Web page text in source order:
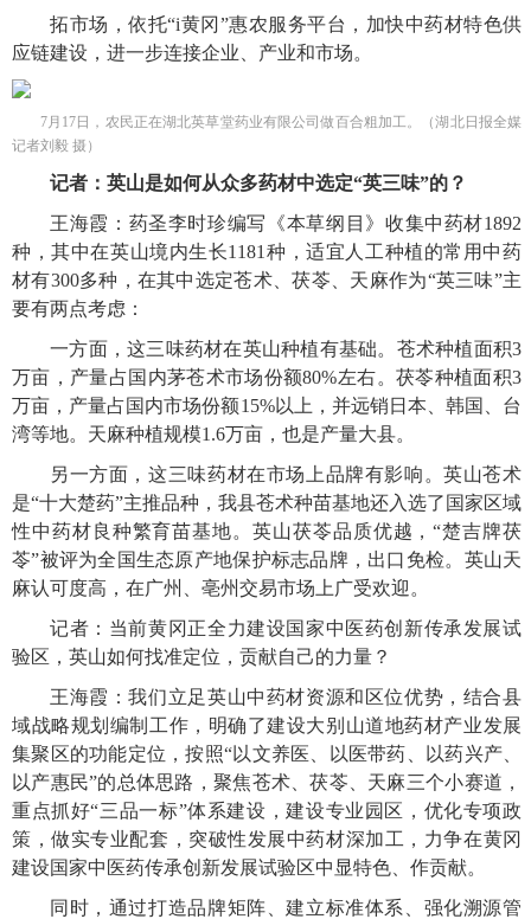
拓市场，依托“i黄冈”惠农服务平台，加快中药材特色供
应链建设，进一步连接企业、产业和市场。
7月17日，农民正在湖北英草堂药业有限公司做百合粗加工。（湖北日报全媒
记者刘毅 摄）
记者：英山是如何从众多药材中选定“英三味”的？
王海霞：药圣李时珍编写《本草纲目》收集中药材1892
种，其中在英山境内生长1181种，适宜人工种植的常用中药
材有300多种，在其中选定苍术、茯苓、天麻作为“英三味”主
要有两点考虑：
一方面，这三味药材在英山种植有基础。苍术种植面积3
万亩，产量占国内茅苍术市场份额80%左右。茯苓种植面积3
万亩，产量占国内市场份额15%以上，并远销日本、韩国、台
湾等地。天麻种植规模1.6万亩，也是产量大县。
另一方面，这三味药材在市场上品牌有影响。英山苍术
是“十大楚药”主推品种，我县苍术种苗基地还入选了国家区域
性中药材良种繁育苗基地。英山茯苓品质优越，“楚吉牌茯
苓”被评为全国生态原产地保护标志品牌，出口免检。英山天
麻认可度高，在广州、亳州交易市场上广受欢迎。
记者：当前黄冈正全力建设国家中医药创新传承发展试
验区，英山如何找准定位，贡献自己的力量？
王海霞：我们立足英山中药材资源和区位优势，结合县
域战略规划编制工作，明确了建设大别山道地药材产业发展
集聚区的功能定位，按照“以文养医、以医带药、以药兴产、
以产惠民”的总体思路，聚焦苍术、茯苓、天麻三个小赛道，
重点抓好“三品一标”体系建设，建设专业园区，优化专项政
策，做实专业配套，突破性发展中药材深加工，力争在黄冈
建设国家中医药传承创新发展试验区中显特色、作贡献。
同时，通过打造品牌矩阵、建立标准体系、强化溯源管